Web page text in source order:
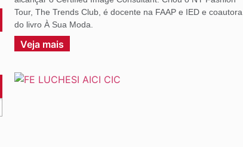
Tour, The Trends Club, é docente na FAAP e IED e coautora
do livro À Sua Moda.
Veja mais